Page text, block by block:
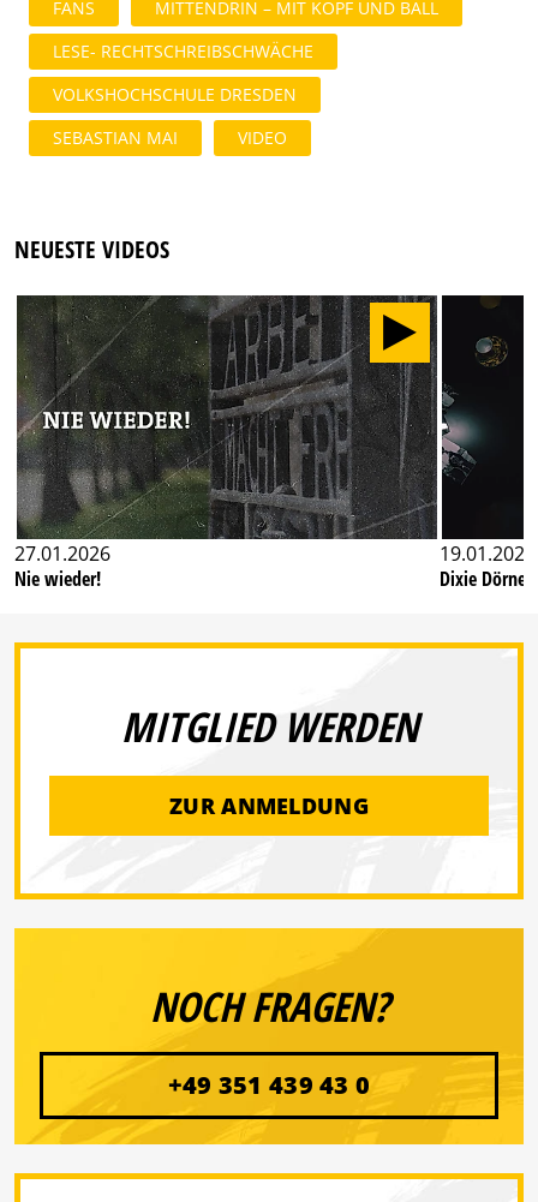
FANS
MITTENDRIN – MIT KOPF UND BALL
LESE- RECHTSCHREIBSCHWÄCHE
VOLKSHOCHSCHULE DRESDEN
SEBASTIAN MAI
VIDEO
NEUESTE VIDEOS
27.01.2026
Nie wieder!
19.01.2026
Dixie
MITGLIED WERDEN
ZUR ANMELDUNG
NOCH FRAGEN?
+49 351 439 43 0